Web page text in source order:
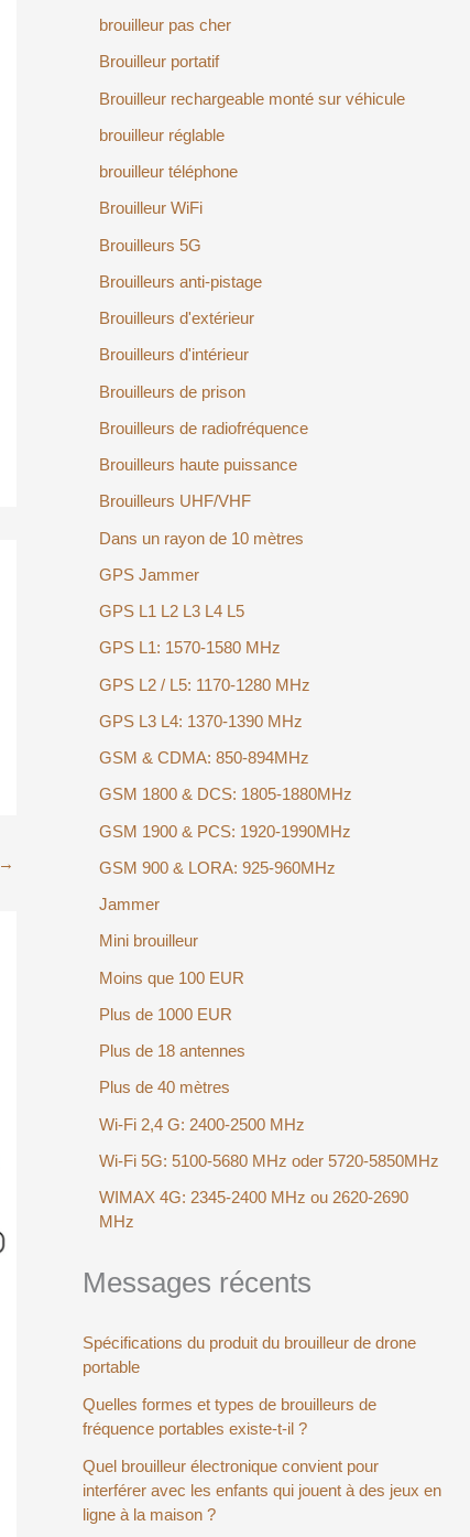
→
brouilleur pas cher
Brouilleur portatif
Brouilleur rechargeable monté sur véhicule
brouilleur réglable
brouilleur téléphone
Brouilleur WiFi
Brouilleurs 5G
Brouilleurs anti-pistage
Brouilleurs d'extérieur
Brouilleurs d'intérieur
Brouilleurs de prison
Brouilleurs de radiofréquence
Brouilleurs haute puissance
Brouilleurs UHF/VHF
Dans un rayon de 10 mètres
GPS Jammer
GPS L1 L2 L3 L4 L5
GPS L1: 1570-1580 MHz
GPS L2 / L5: 1170-1280 MHz
GPS L3 L4: 1370-1390 MHz
GSM & CDMA: 850-894MHz
GSM 1800 & DCS: 1805-1880MHz
GSM 1900 & PCS: 1920-1990MHz
GSM 900 & LORA: 925-960MHz
Jammer
Mini brouilleur
Moins que 100 EUR
Plus de 1000 EUR
Plus de 18 antennes
Plus de 40 mètres
Wi-Fi 2,4 G: 2400-2500 MHz
Wi-Fi 5G: 5100-5680 MHz oder 5720-5850MHz
WIMAX 4G: 2345-2400 MHz ou 2620-2690
MHz
Messages récents
Spécifications du produit du brouilleur de drone
portable
Quelles formes et types de brouilleurs de
fréquence portables existe-t-il ?
Quel brouilleur électronique convient pour
interférer avec les enfants qui jouent à des jeux en
ligne à la maison ?